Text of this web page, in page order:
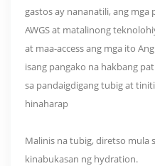
gastos ay nananatili, ang mga
AWGS at matalinong
at maa-access ang mga ito
isang pangako na hakbang
sa pandaigdigang tubig at
hinaharap
Malinis na tubig, diretso mula
kinabukasan ng hydration.